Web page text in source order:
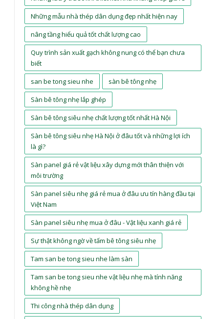
Những mẫu nhà thép dân dụng đẹp nhất hiện nay
nâng tầng hiểu quả tốt chất lượng cao
Quy trình sản xuất gạch không nung có thể bạn chưa
biết
san be tong sieu nhe sàn bê tông nhẹ
Sàn bê tông nhẹ lắp ghép
Sàn bê tông siêu nhẹ chất lượng tốt nhất Hà Nội
Sàn bê tông siêu nhẹ Hà Nội ở đâu tốt và những lợi ích
là gì?
Sàn panel giá rẻ vật liệu xây dựng mới thân thiện với
môi trường
Sàn panel siêu nhẹ giá rẻ mua ở đâu ưu tín hàng đầu tại
Việt Nam
Sàn panel siêu nhẹ mua ở đâu - Vật liệu xanh giá rẻ
Sự thật không ngờ về tấm bê tông siêu nhẹ
Tam san be tong sieu nhe làm sàn
Tam san be tong sieu nhe vật liệu nhẹ mà tính năng
không hề nhẹ
Thi công nhà thép dân dụng